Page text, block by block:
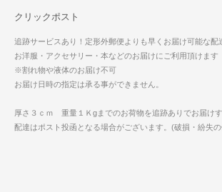
クリックポスト
追跡サービスあり！定形外郵便よりも早くお届け可能な配
お洋服・アクセサリー・本などのお届けにご利用頂けます
※割れ物や液体のお届け不可
お届け日時の指定は承る事ができません。
厚さ３ｃｍ 重量１Ｋgまでのお荷物を追跡ありでお届け
配達はポスト投函となる場合がございます。(破損・紛失